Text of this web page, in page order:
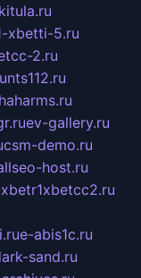
xbetti-5.ru
2.ru
ev-gallery.ru
csm-demo.ru
host.ru
e-abis1c.ru
sand.ru